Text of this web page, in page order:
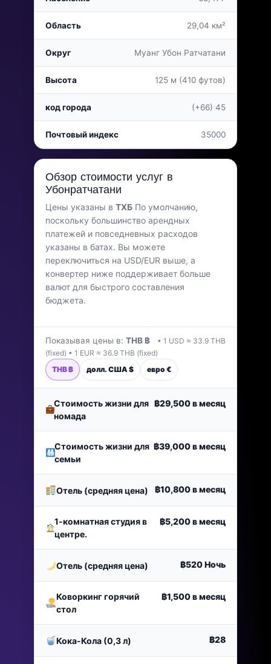
Область 29,04 км²
Округ Муанг Убон Ратчатани
Высота 125 м (410 футов)
код города (+66) 45
Почтовый индекс 35000
Обзор стоимости услуг в
Убонратчатани
Цены указаны в ТХБ По умолчанию,
поскольку большинство арендных
платежей и повседневных расходов
указаны в батах. Вы можете
переключиться на USD/EUR выше, а
конвертер ниже поддерживает больше
валют для быстрого составления
бюджета.
Показывая цены в: THB ฿
• 1 USD ≈ 33.9 THB
(fixed) • 1 EUR ≈ 36.9 THB (fixed)
THB ฿
долл. США $ евро €
Стоимость жизни для
номада
฿29,500в месяц
Стоимость жизни для
семьи
฿39,000в месяц
Отель (средняя цена) ฿10,800в месяц
1-комнатная студия в
центре.
฿5,200в месяц
Отель (средняя цена) ฿520Ночь
Коворкинг горячий
стол
฿1,500в месяц
Кока-Кола (0,3 л) ฿28